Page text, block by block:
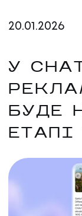
20.01 .2026
У
БУДЕ
ЕТАПІ